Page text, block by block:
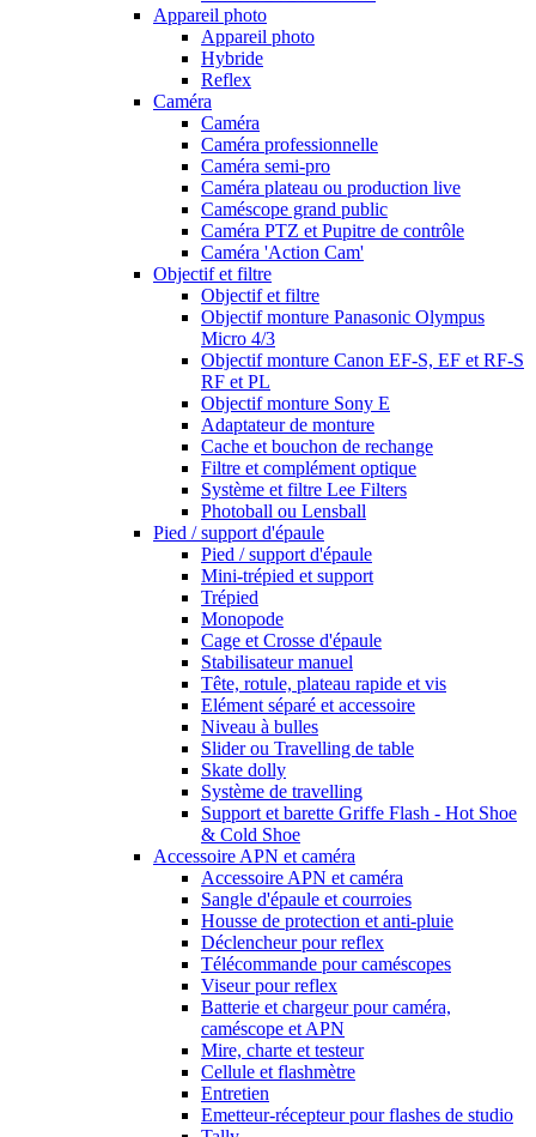
Appareil photo
Appareil photo
Hybride
Reflex
Caméra
Caméra
Caméra professionnelle
Caméra semi-pro
Caméra plateau ou production live
Caméscope grand public
Caméra PTZ et Pupitre de contrôle
Caméra 'Action Cam'
Objectif et filtre
Objectif et filtre
Objectif monture Panasonic Olympus
Micro 4/3
Objectif monture Canon EF-S, EF et RF-S
RF et PL
Objectif monture Sony E
Adaptateur de monture
Cache et bouchon de rechange
Filtre et complément optique
Système et filtre Lee Filters
Photoball ou Lensball
Pied / support d'épaule
Pied / support d'épaule
Mini-trépied et support
Trépied
Monopode
Cage et Crosse d'épaule
Stabilisateur manuel
Tête, rotule, plateau rapide et vis
Elément séparé et accessoire
Niveau à bulles
Slider ou Travelling de table
Skate dolly
Système de travelling
Support et barette Griffe Flash - Hot Shoe
& Cold Shoe
Accessoire APN et caméra
Accessoire APN et caméra
Sangle d'épaule et courroies
Housse de protection et anti-pluie
Déclencheur pour reflex
Télécommande pour caméscopes
Viseur pour reflex
Batterie et chargeur pour caméra,
caméscope et APN
Mire, charte et testeur
Cellule et flashmètre
Entretien
Emetteur-récepteur pour flashes de studio